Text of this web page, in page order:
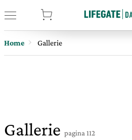
Home Gallerie
Gallerie pagina 112